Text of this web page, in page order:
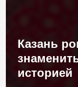
Казань
историей